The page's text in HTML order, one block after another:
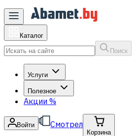
Каталог
Поиск
Услуги
Полезное
Акции %
Войти Смотрел
Корзина